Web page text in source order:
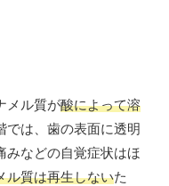
メル質が酸によって溶
では、歯の表面に透明
みなどの自覚症状はほ
ル質は再生しないた